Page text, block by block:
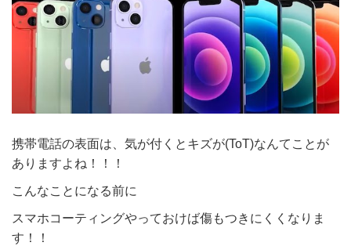
携帯電話の表面は、気が付くとキズが(ToT)なんてことが
ありますよね！！！
こんなことになる前に
スマホコーティングやっておけば傷もつきにくくなりま
す！！